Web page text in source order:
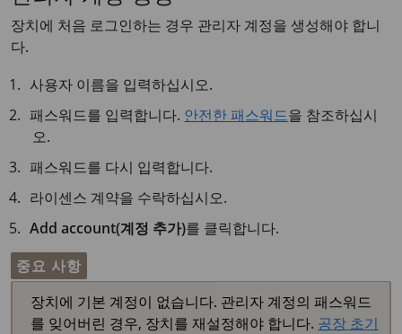
장치에 처음 로그인하는 경우 관리자 계정을 생성해야 합니
다.
사용자 이름을 입력하십시오.
패스워드를 입력합니다. 안전한 패스워드을 참조하십시
오.
패스워드를 다시 입력합니다.
라이센스 계약을 수락하십시오.
Add account(계정 추가)를 클릭합니다.
중요 사항
장치에 기본 계정이 없습니다. 관리자 계정의 패스워드
를 잊어버린 경우, 장치를 재설정해야 합니다. 공장 초기